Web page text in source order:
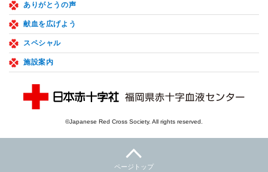
ありがとうの声
献血を広げよう
スペシャル
施設案内
©Japanese Red Cross Society. All rights reserved.
ページトップ